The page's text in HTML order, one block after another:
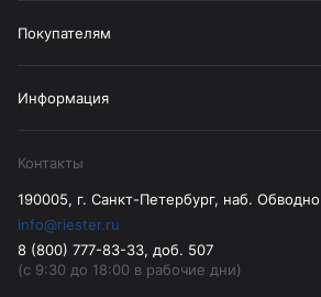
Покупателям
Информация
Контакты
190005, г. Санкт-Петербург, наб.
info@riester.ru
8 (800) 777-83-33, доб. 507
(с 9:30 до 18:00 в рабочие дни)